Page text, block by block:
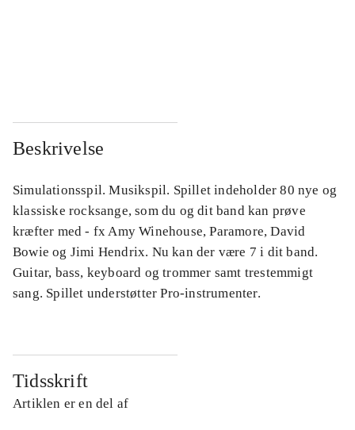
Beskrivelse
Simulationsspil. Musikspil. Spillet indeholder 80 nye og
klassiske rocksange, som du og dit band kan prøve
kræfter med - fx Amy Winehouse, Paramore, David
Bowie og Jimi Hendrix. Nu kan der være 7 i dit band.
Guitar, bass, keyboard og trommer samt trestemmigt
sang. Spillet understøtter Pro-instrumenter.
Tidsskrift
Artiklen er en del af